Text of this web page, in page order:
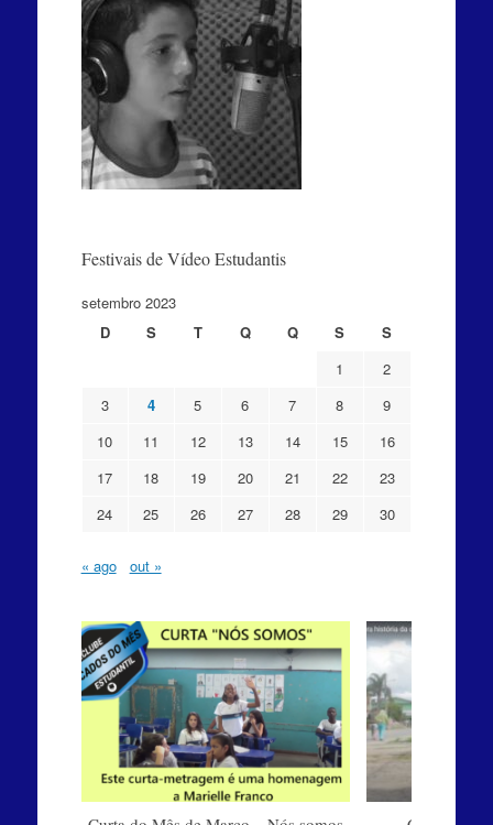
Festivais de Vídeo Estudantis
setembro 2023
D
S T Q Q S
S
1
2
3
4 5 6 7 8
9
10
11 12 13 14 15
16
17
18 19 20 21 22
23
24
25 26 27 28 29 30
« ago out »